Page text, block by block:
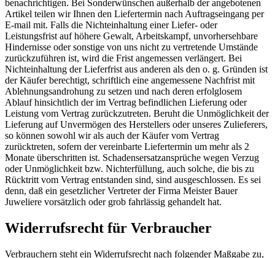
benachrichtigen. Bei Sonderwünschen außerhalb der angebotenen
Artikel teilen wir Ihnen den Liefertermin nach Auftragseingang per
E-mail mit. Falls die Nichteinhaltung einer Liefer- oder
Leistungsfrist auf höhere Gewalt, Arbeitskampf, unvorhersehbare
Hindernisse oder sonstige von uns nicht zu vertretende Umstände
zurückzuführen ist, wird die Frist angemessen verlängert. Bei
Nichteinhaltung der Lieferfrist aus anderen als den o. g. Gründen ist
der Käufer berechtigt, schriftlich eine angemessene Nachfrist mit
Ablehnungsandrohung zu setzen und nach deren erfolglosem
Ablauf hinsichtlich der im Vertrag befindlichen Lieferung oder
Leistung vom Vertrag zurückzutreten. Beruht die Unmöglichkeit der
Lieferung auf Unvermögen des Herstellers oder unseres Zulieferers,
so können sowohl wir als auch der Käufer vom Vertrag
zurücktreten, sofern der vereinbarte Liefertermin um mehr als 2
Monate überschritten ist. Schadensersatzansprüche wegen Verzug
oder Unmöglichkeit bzw. Nichterfüllung, auch solche, die bis zu
Rücktritt vom Vertrag entstanden sind, sind ausgeschlossen. Es sei
denn, daß ein gesetzlicher Vertreter der Firma Meister Bauer
Juweliere vorsätzlich oder grob fahrlässig gehandelt hat.
Widerrufsrecht für Verbraucher
Verbrauchern steht ein Widerrufsrecht nach folgender Maßgabe zu,